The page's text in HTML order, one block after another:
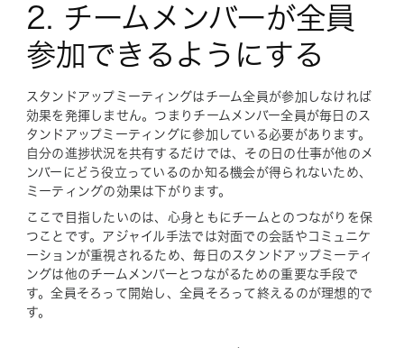
2. チームメンバーが全員
参加できるようにする
スタンドアップミーティングはチーム全員が参加しなければ
効果を発揮しません。つまりチームメンバー全員が毎日のス
タンドアップミーティングに参加している必要があります。
自分の進捗状況を共有するだけでは、その日の仕事が他のメ
ンバーにどう役立っているのか知る機会が得られないため、
ミーティングの効果は下がります。
ここで目指したいのは、心身ともにチームとのつながりを保
つことです。アジャイル手法では対面での会話やコミュニケ
ーションが重視されるため、毎日のスタンドアップミーティ
ングは他のチームメンバーとつながるための重要な手段で
す。全員そろって開始し、全員そろって終えるのが理想的で
す。